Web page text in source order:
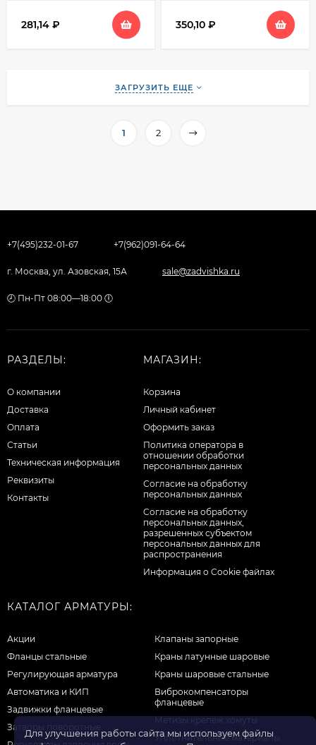
281,14 ₽ 350,10 ₽
ЗАГРУЗИТЬ ЕЩЕ
1 2
+7(495)232-01-67 +7(962)091-64-64
г. Москва, ул. Азовская, 15А sale@zadvishka.ru
🕗 Пн-Пт 08:00—18:00 🕕
РАЗДЕЛЫ:
О компании
Доставка
Оплата
Статьи
Техническая информация
Реквизиты
Контакты
МАГАЗИН:
Корзина
Личный кабинет
Оформить заказ
Политика оператора в
отношении обработки
персональных данных
Согласие на обработку
персональных данных
Cогласие на обработку
персональных данных,
разрешенных субъектом
персональных данных для
распространения
Информация о Cookie файлах
КАТАЛОГ АРМАТУРЫ:
Акции
Фланцы стальные
Регулирующая арматура
Автоматика и КИП
Задвижки фланцевые
Затворы поворотные
Клапаны запорные
Краны латунные шаровые
Краны шаровые стальные
Виброкомпенсаторы
фланцевые
Метизы крепеж хомуты
Уплотнительные материалы
Для улучшения работы сайта мы используем файлы